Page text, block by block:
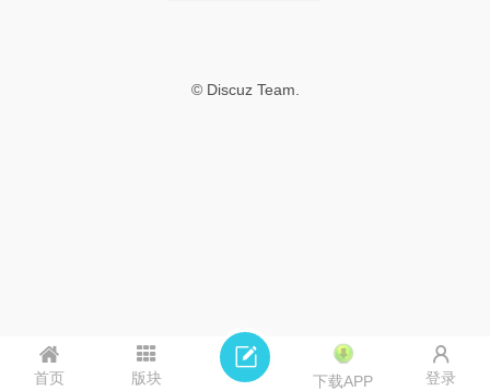
© Discuz Team.
首页 版块 下载APP 登录